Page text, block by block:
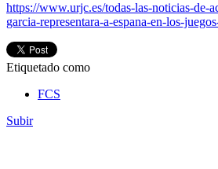
https://www.urjc.es/todas-las-noticias-de-
garcia-representara-a-espana-en-los-
Etiquetado como
FCS
Subir